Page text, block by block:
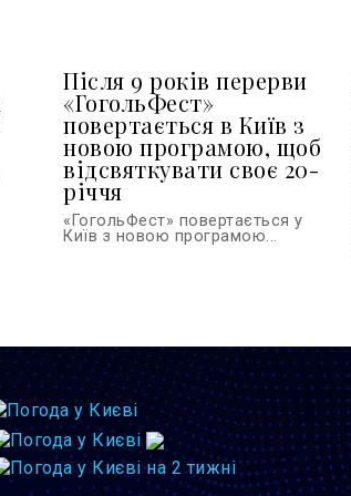
Після 9 років перерви
«ГогольФест»
повертається в Київ з
новою програмою, щоб
відсвяткувати своє 20-
річчя
«ГогольФест» повертається у
Київ з новою програмою...